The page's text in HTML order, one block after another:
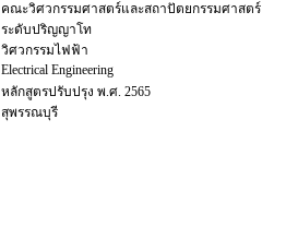
คณะวิศวกรรมศาสตร์และสถาปัตยกรรมศาสตร์
ระดับปริญญาโท
วิศวกรรมไฟฟ้า
Electrical Engineering
หลักสูตรปรับปรุง พ.ศ. 2565
สุพรรณบุรี